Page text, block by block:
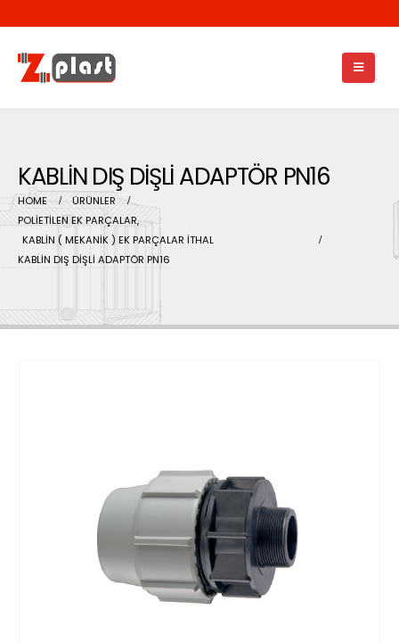
KABLİN DIŞ DİŞLİ ADAPTÖR PN16
HOME
ÜRÜNLER
POLİETİLEN EK PARÇALAR,
KABLİN ( MEKANİK ) EK PARÇALAR İTHAL
KABLİN DIŞ DİŞLİ ADAPTÖR PN16